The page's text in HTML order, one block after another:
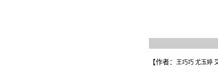
【作者： 王巧巧 尤玉婷